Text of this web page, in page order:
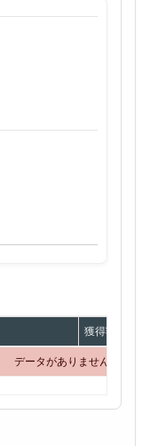
獲得額
データがありません